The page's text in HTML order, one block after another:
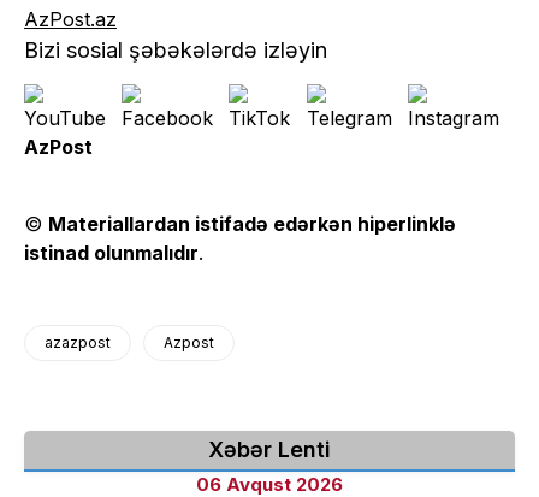
AzPost.az
Bizi sosial şəbəkələrdə izləyin
AzPost
© Materiallardan istifadə edərkən hiperlinklə
istinad olunmalıdır.
azazpost Azpost
Xəbər Lenti
06 Avqust 2026